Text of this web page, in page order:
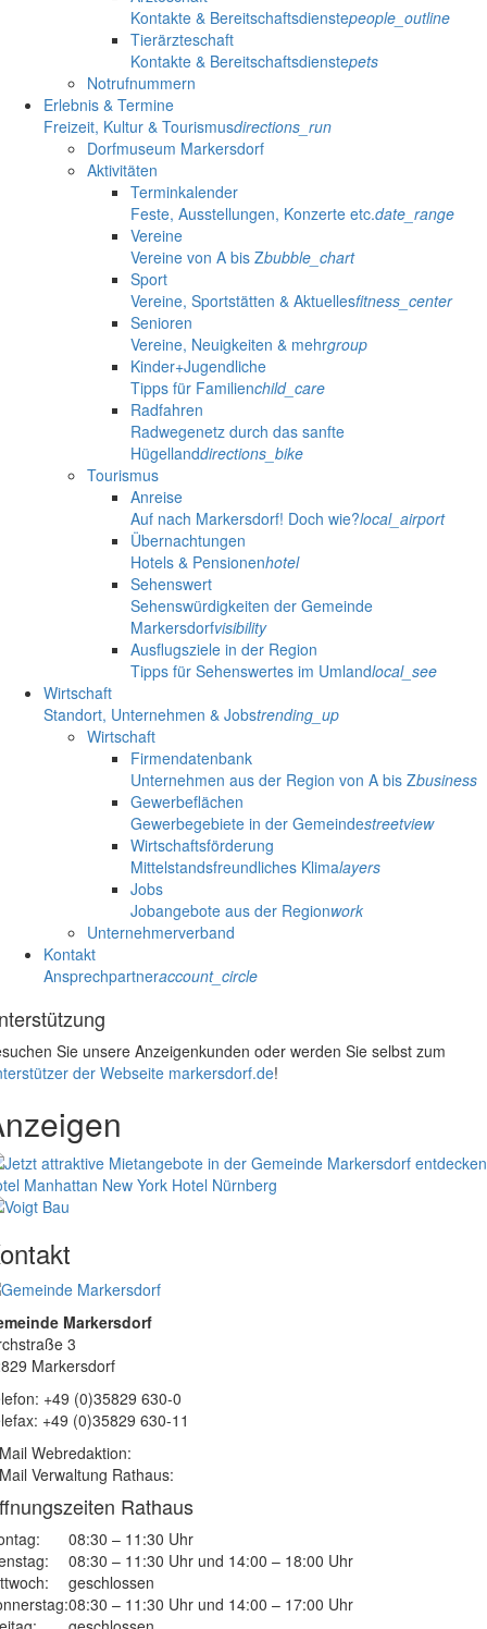
Kontakte & Bereitschaftsdienstepeople_outline
Tierärzteschaft
Kontakte & Bereitschaftsdienstepets
Notrufnummern
Erlebnis & Termine
Freizeit, Kultur & Tourismusdirections_run
Dorfmuseum Markersdorf
Aktivitäten
Terminkalender
Feste, Ausstellungen, Konzerte etc.date_range
Vereine
Vereine von A bis Zbubble_chart
Sport
Vereine, Sportstätten & Aktuellesfitness_center
Senioren
Vereine, Neuigkeiten & mehrgroup
Kinder+Jugendliche
Tipps für Familienchild_care
Radfahren
Radwegenetz durch das sanfte
Hügellanddirections_bike
Tourismus
Anreise
Auf nach Markersdorf! Doch wie?local_airport
Übernachtungen
Hotels & Pensionenhotel
Sehenswert
Sehenswürdigkeiten der Gemeinde
Markersdorfvisibility
Ausflugsziele in der Region
Tipps für Sehenswertes im Umlandlocal_see
Wirtschaft
Standort, Unternehmen & Jobstrending_up
Wirtschaft
Firmendatenbank
Unternehmen aus der Region von A bis Zbusiness
Gewerbeflächen
Gewerbegebiete in der Gemeindestreetview
Wirtschaftsförderung
Mittelstandsfreundliches Klimalayers
Jobs
Jobangebote aus der Regionwork
Unternehmerverband
Kontakt
Ansprechpartneraccount_circle
Sie unsere Anzeigenkunden oder werden Sie selbst zum
der Webseite markersdorf.de!
Manhattan New York Hotel Nürnberg
Markersdorf
3
Markersdorf
+49 (0)35829 630-0
+49 (0)35829 630-11
Webredaktion:
Verwaltung Rathaus:
Rathaus
08:30 – 11:30 Uhr
08:30 – 11:30 Uhr und 14:00 – 18:00 Uhr
geschlossen
08:30 – 11:30 Uhr und 14:00 – 17:00 Uhr